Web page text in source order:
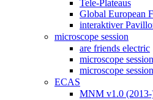
Tele-Plateaus
Global European
interaktiver
microscope session
are friends electric
microscope
microscope
ECAS
MNM v1.0